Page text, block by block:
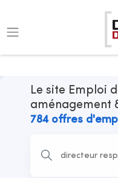
Le site Emploi
aménagement
784 offres